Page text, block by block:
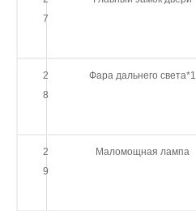
7
2
8
Фара дальнего света*1
2
9
Маломощная лампа